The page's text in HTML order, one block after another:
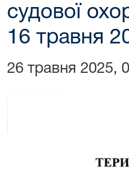
судової
16 травня
26 травня 2025,